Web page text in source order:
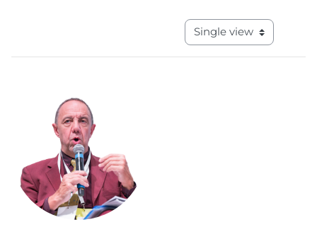
View mode tertiary